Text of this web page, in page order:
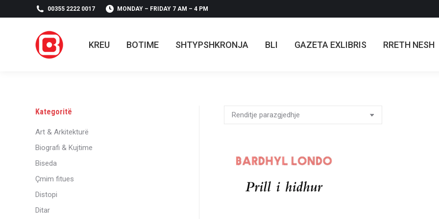
00355 2222 0017 MONDAY – FRIDAY 7 AM – 4 PM
KREU BOTIME SHTYPSHKRONJA BLI GAZETA EXLIBRIS RRETH NESH
Kategoritë
Art & Arkitekturë
Biografi & Kujtime
Biseda
Çmim fitues
Distopi
Ditar
KREU BOTIME SHTYPSHKRONJA BLI GAZETA EXLIBRIS RRETH NESH